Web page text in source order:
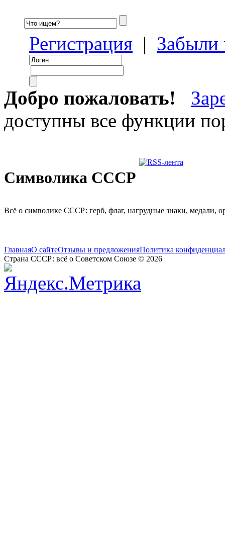
Регистрация | Забыли
Добро пожаловать!
доступны все функции
Символика СССР
Всё о символике СССР: герб, флаг, нагрудные знаки, медали,
ГлавнаяО сайтеОтзывы и предложенияПолитика
Страна СССР: всё о Советском Союзе © 2026